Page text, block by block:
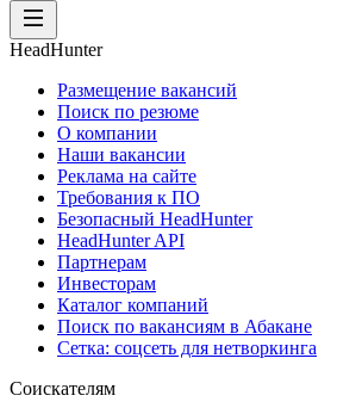
HeadHunter
Размещение вакансий
Поиск по резюме
О компании
Наши вакансии
Реклама на сайте
Требования к ПО
Безопасный HeadHunter
HeadHunter API
Партнерам
Инвесторам
Каталог компаний
Поиск по вакансиям в Абакане
Сетка: соцсеть для нетворкинга
Соискателям